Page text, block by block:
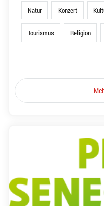
Natur Konzert
Tourismus Religion